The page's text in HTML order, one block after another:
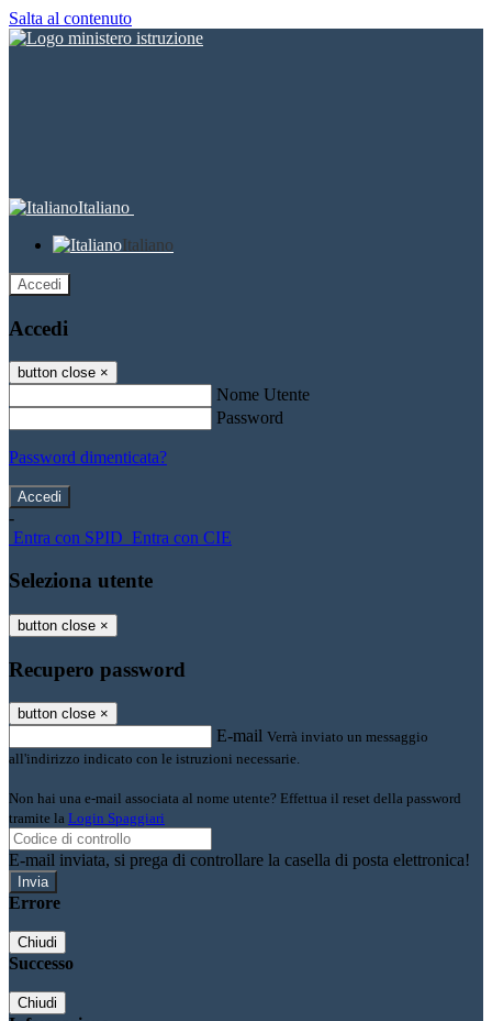
Salta al contenuto
Italiano
Italiano
Accedi
Accedi
button close ×
Nome Utente
Password
Password dimenticata?
-
Entra con SPID Entra con CIE
Seleziona utente
button close ×
Recupero password
button close ×
E-mail Verrà inviato un messaggio
all'indirizzo indicato con le istruzioni necessarie.
Non hai una e-mail associata al nome utente? Effettua il reset della password
tramite la Login Spaggiari
E-mail inviata, si prega di controllare la casella di posta elettronica!
Errore
Chiudi
Successo
Chiudi